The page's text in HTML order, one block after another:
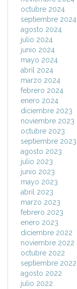
octubre 2024
septiembre 2024
agosto 2024
julio 2024
junio 2024
mayo 2024
abril 2024
marzo 2024
febrero 2024
enero 2024
diciembre 2023
noviembre 2023
octubre 2023
septiembre 2023
agosto 2023
julio 2023
junio 2023
mayo 2023
abril 2023
marzo 2023
febrero 2023
enero 2023
diciembre 2022
noviembre 2022
octubre 2022
septiembre 2022
agosto 2022
julio 2022